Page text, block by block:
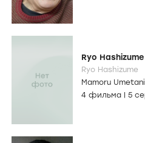
Ryo Hashizume
Ryo Hashizume
Mamoru Umetani
4 фильма
5